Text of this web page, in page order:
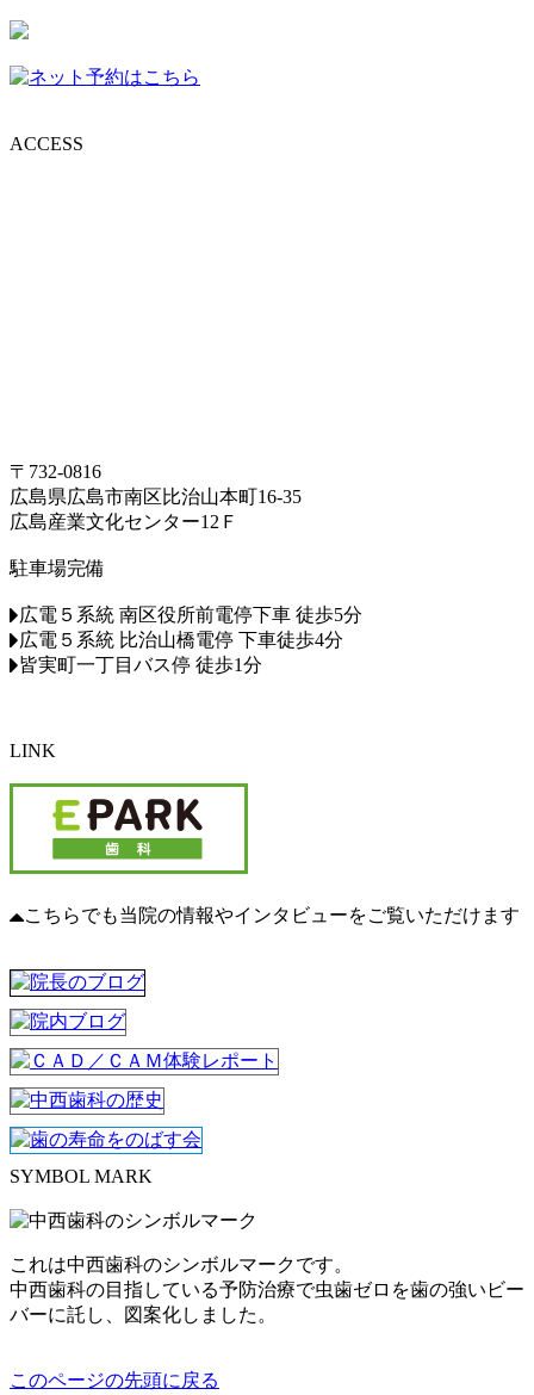
ACCESS
〒732-0816
広島県広島市南区比治山本町16-35
広島産業文化センター12Ｆ
駐車場完備
広電５系統 南区役所前電停下車 徒歩5分
広電５系統 比治山橋電停 下車徒歩4分
皆実町一丁目バス停 徒歩1分
LINK
こちらでも当院の情報やインタビューをご覧いただけます
SYMBOL MARK
これは中西歯科のシンボルマークです。
中西歯科の目指している予防治療で虫歯ゼロを歯の強いビー
バーに託し、図案化しました。
このページの先頭に戻る